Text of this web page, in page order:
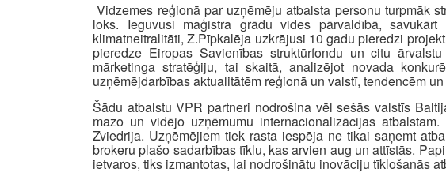
Vidzemes reģionā par uzņēmēju atbalsta personu turpmāk
loks. Ieguvusi maģistra grādu vides pārvaldībā,
klimatneitralitāti, Z.Pīpkalēja uzkrājusi 10 gadu pieredzi
pieredze Eiropas Savienības struktūrfondu un citu
mārketinga stratēģiju, tai skaitā, analizējot novada
uzņēmējdarbības aktualitātēm reģionā un valstī, tendencēm
Šādu atbalstu VPR partneri nodrošina vēl sešās valstīs
mazo un vidējo uzņēmumu internacionalizācijas
Zviedrija. Uzņēmējiem tiek rasta iespēja ne tikai saņemt
brokeru plašo sadarbības tīklu, kas arvien aug un attīstās.
ietvaros, tiks izmantotas, lai nodrošinātu inovāciju tīklošanās